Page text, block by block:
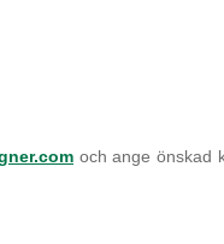
och ange önskad